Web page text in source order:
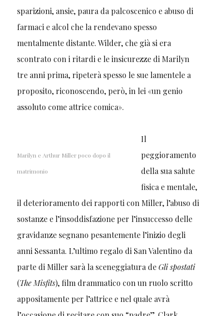
sparizioni, ansie, paura da palcoscenico e abuso di
farmaci e alcol che la rendevano spesso
mentalmente distante. Wilder, che già si era
scontrato con i ritardi e le insicurezze di Marilyn
tre anni prima, ripeterà spesso le sue lamentele a
proposito, riconoscendo, però, in lei «un genio
assoluto come attrice comica».
Marilyn e Arthur Miller poco dopo il
matrimonio
Il
peggioramento
della sua salute
fisica e mentale,
il deterioramento dei rapporti con Miller, l’abuso di
sostanze e l’insoddisfazione per l’insuccesso delle
gravidanze segnano pesantemente l’inizio degli
anni Sessanta. L’ultimo regalo di San Valentino da
parte di Miller sarà la sceneggiatura deGli spostati
(The Misfits), film drammatico con un ruolo scritto
appositamente per l’attrice e nel quale avrà